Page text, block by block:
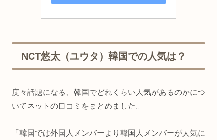
NCT悠太（ユウタ）韓国での人気は？
度々話題になる、韓国でどれくらい人気があるのかにつ
いてネットの口コミをまとめました。
「韓国では外国人メンバーより韓国人メンバーが人気に